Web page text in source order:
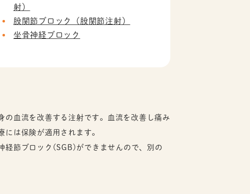
射）
股関節ブロック（股関節注射）
坐骨神経ブロック
血流を改善する注射です。血流を改善し痛み
は保険が適用されます。
経節ブロック(SGB)ができませんので、別の